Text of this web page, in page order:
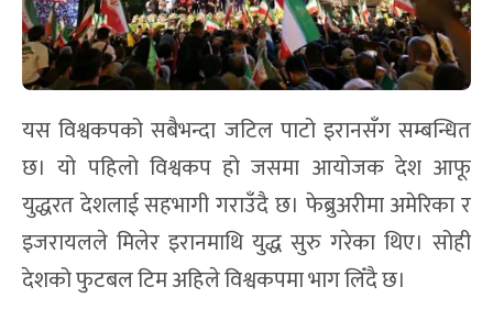
यस विश्वकपको सबैभन्दा जटिल पाटो इरानसँग सम्बन्धित
छ। यो पहिलो विश्वकप हो जसमा आयोजक देश आफू
युद्धरत देशलाई सहभागी गराउँदै छ। फेब्रुअरीमा अमेरिका र
इजरायलले मिलेर इरानमाथि युद्ध सुरु गरेका थिए। सोही
देशको फुटबल टिम अहिले विश्वकपमा भाग लिँदै छ।